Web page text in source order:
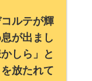
ルテが輝
が出まし
しら」と
放たれて